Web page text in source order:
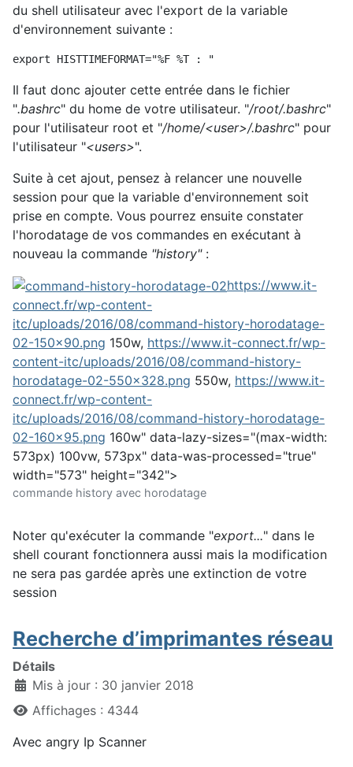
du shell utilisateur avec l'export de la variable
d'environnement suivante :
export HISTTIMEFORMAT="%F %T :
Il faut donc ajouter cette entrée dans le fichier
".bashrc" du home de votre utilisateur. "/root/.bashrc"
pour l'utilisateur root et "/home/<user>/.bashrc" pour
l'utilisateur "<users>".
Suite à cet ajout, pensez à relancer une nouvelle
session pour que la variable d'environnement soit
prise en compte. Vous pourrez ensuite constater
l'horodatage de vos commandes en exécutant à
nouveau la commande "history":
https://www.it-
connect.fr/wp-content-
itc/uploads/2016/08/command-history-horodatage-
02-150x90.png 150w, https://www.it-connect.fr/wp-
content-itc/uploads/2016/08/command-history-
horodatage-02-550x328.png 550w, https://www.it-
connect.fr/wp-content-
itc/uploads/2016/08/command-history-horodatage-
02-160x95.png 160w" data-lazy-sizes="(max-width:
573px) 100vw, 573px" data-was-processed="true"
width="573" height="342">
commande history avec horodatage
Noter qu'exécuter la commande "export..." dans le
shell courant fonctionnera aussi mais la modification
ne sera pas gardée après une extinction de votre
session
Recherche d’imprimantes réseau
Détails
Mis à jour : 30 janvier 2018
Affichages : 4344
Avec angry Ip Scanner